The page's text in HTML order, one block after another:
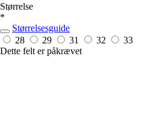
Størrelse
*
Størrelsesguide
28
29 31 32
33
Dette felt er påkrævet